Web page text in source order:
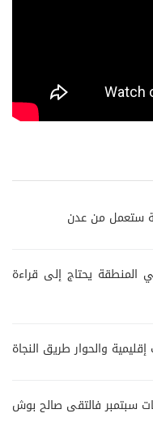
ستعمل من عدن
المنطقة يحتاج إلى قراءة
والحوار طريق النجاة
سبتمبر فالتقى صالح بوش